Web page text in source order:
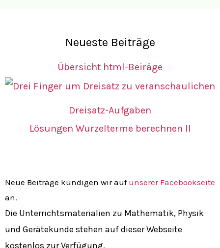
Neueste Beiträge
Übersicht html-Beiräge
Dreisatz-Aufgaben
Lösungen Wurzelterme berechnen II
Neue Beiträge kündigen wir auf unserer Facebookseite
an.
Die Unterrichtsmaterialien zu Mathematik, Physik
und Gerätekunde stehen auf dieser Webseite
kostenlos zur Verfügung.